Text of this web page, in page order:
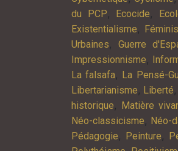
du PCP, Ecocide,
Existentialisme,
Urbaines,Guerre
Impressionnisme,
La falsafa, La Pensé-
Libertarianisme, Liberté,
historique, Matière
Néo-classicisme, Néo-
Pédagogie, Peinture,